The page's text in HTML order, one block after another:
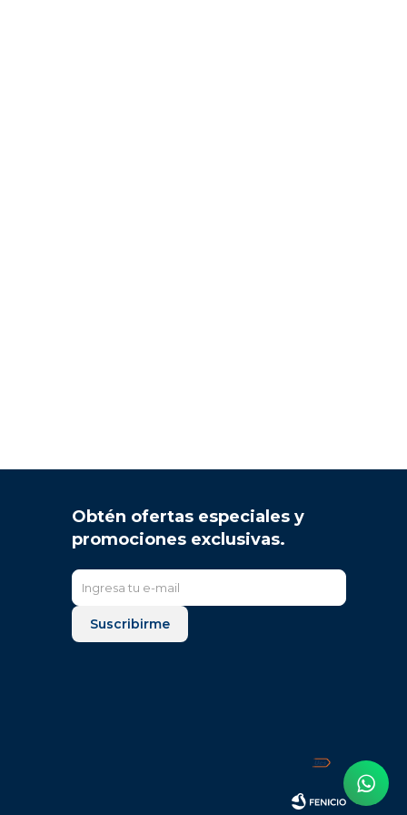
Obtén ofertas especiales y
promociones exclusivas.
Suscribirme